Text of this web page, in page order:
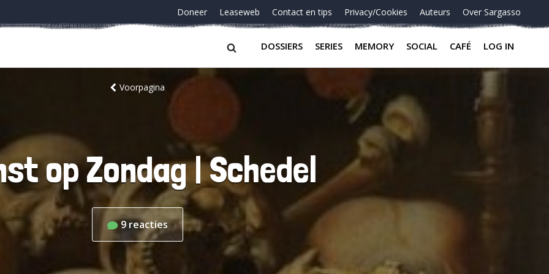
Doneer Leaseweb Contact en tips Privacy/Cookies Auteurs Over Sargasso
DOSSIERS SERIES MEMORY SOCIAL CAFÉ LOG IN
Voorpagina
op Zondag | Schedel
9 reacties